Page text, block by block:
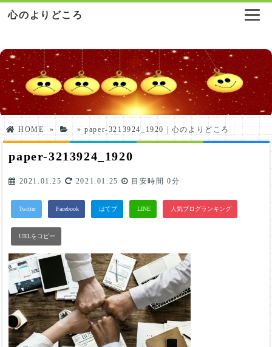
心のよりどころ
HOME » »paper-3213924_1920 | 心のよりどころ
paper-3213924_1920
2021.01.25 2021.01.25 目安時間0分